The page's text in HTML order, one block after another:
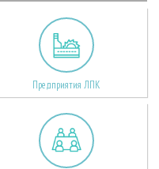
Предприятия ЛПК